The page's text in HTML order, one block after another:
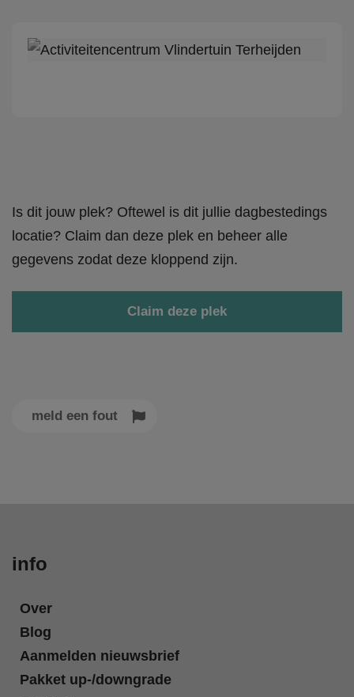
Is dit jouw plek? Oftewel is dit jullie dagbestedings
locatie? Claim dan deze plek en beheer alle
gegevens zodat deze kloppend zijn.
Claim deze plek
meld een fout
info
Over
Blog
Aanmelden nieuwsbrief
Pakket up-/downgrade